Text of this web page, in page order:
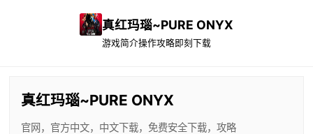
真红玛瑙~PURE ONYX
游戏简介操作攻略即刻下载
真红玛瑙~PURE ONYX
官网，官方中文，中文下载，免费安全下载，攻略